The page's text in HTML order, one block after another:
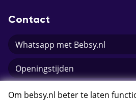
Contact
Whatsapp met Bebsy.nl
Openingstijden
E-mail Bebsy.nl
Om bebsy.nl beter te laten